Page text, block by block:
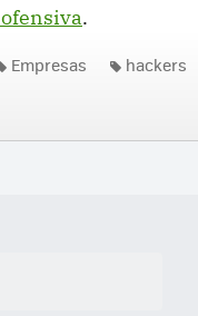
.
Empresas hackers